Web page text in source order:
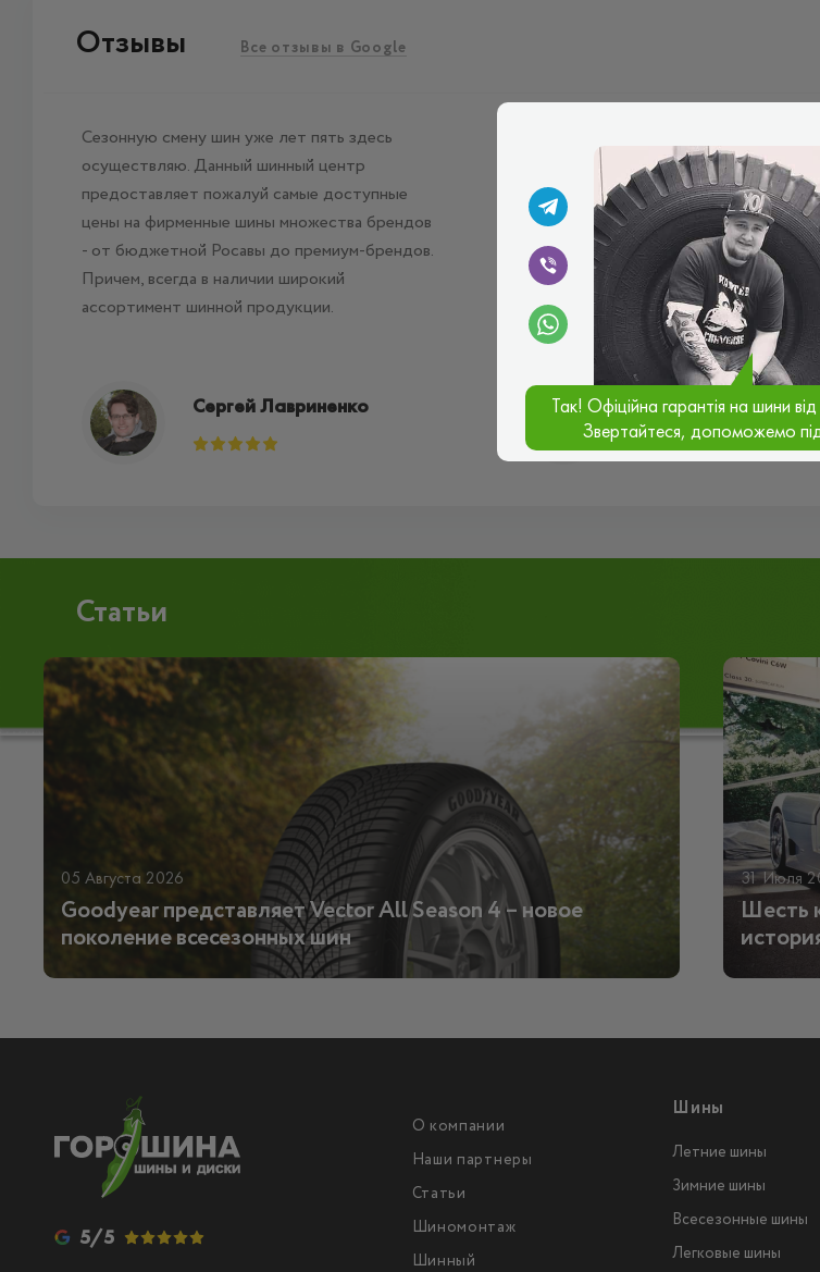
Отзывы Все отзывы в Google
Сезонную смену шин уже лет пять здесь
осуществляю. Данный шинный центр
предоставляет пожалуй самые доступные
цены на фирменные шины множества брендов
- от бюджетной Росавы до премиум-брендов.
Причем, всегда в наличии широкий
ассортимент шинной продукции.
Сергей Лавриненко
актуальны. Заказ оформляется и готов к
выдаче (брал самовывоз) в течении
ниже среднерыночной и еще кулечки в
подарок!
Станислав Куценко
Статьи
05 Августа 2026
Goodyear представляет Vector All Season 4 – новое
поколение всесезонных шин
31 Июля
Шесть
5/5
О компании
Наши партнеры
Статьи
Шиномонтаж
Шинный
Шины
Летние шины
Зимние шины
Всесезонные шины
Легковые шины
Так! Офіційна гарантія на шини
Звертайтеся, допоможемо